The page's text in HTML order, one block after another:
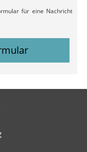
für eine Nachricht